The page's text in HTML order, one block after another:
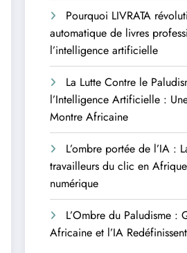
Pourquoi LIVRATA
automatique de livres
l’intelligence artificielle
La Lutte Contre le
l’Intelligence Artificielle :
Montre Africaine
L’ombre portée de l’IA :
travailleurs du clic en
numérique
L’Ombre du Paludisme :
Africaine et l’IA